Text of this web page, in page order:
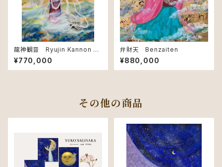
龍神観音 Ryujin Kannon –
Dragon Guardian of Comp
assion
¥770,000
弁財天 Benzaiten
¥880,000
その他の商品